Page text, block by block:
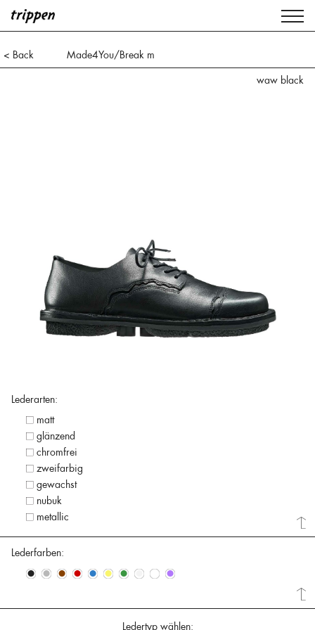
< Back
Made4You/Break m
waw black
Lederarten:
matt
glänzend
chromfrei
zweifarbig
gewachst
nubuk
metallic
Lederfarben:
• • • • • • • • • •
Ledertyp wählen: